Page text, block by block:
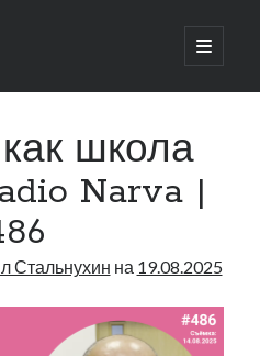
отрыть
школа
Narva |
Стальнухин на 19.08.2025